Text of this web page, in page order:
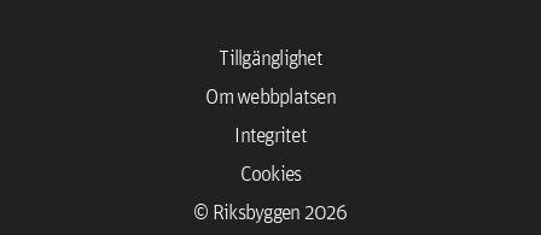
© Riksbyggen 2026
Cookies
Integritet
Om webbplatsen
Tillgänglighet